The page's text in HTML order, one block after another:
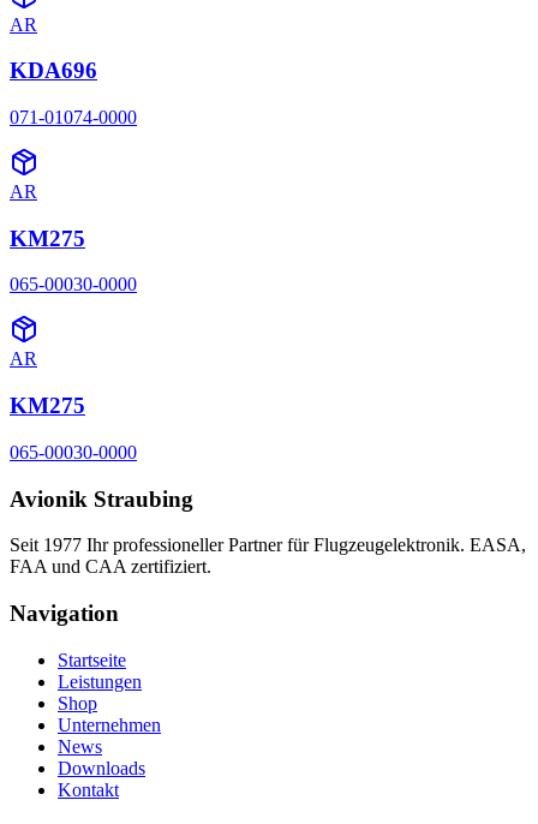
AR
KDA696
071-01074-0000
AR
KM275
065-00030-0000
AR
KM275
065-00030-0000
Avionik Straubing
Seit 1977 Ihr professioneller Partner für Flugzeugelektronik. EASA,
FAA und CAA zertifiziert.
Navigation
Startseite
Leistungen
Shop
Unternehmen
News
Downloads
Kontakt